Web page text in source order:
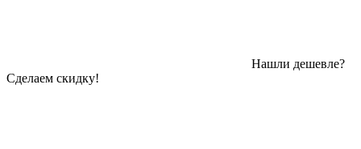
Нашли дешевле?
Сделаем скидку!